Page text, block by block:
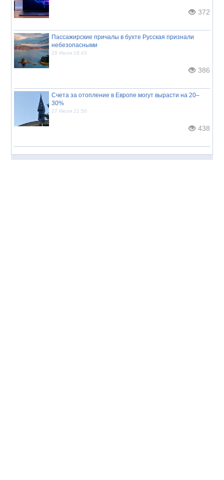
372
Пассажирские причалы в бухте Русская признали
небезопасными
28 Июля 18:43
386
Счета за отопление в Европе могут вырасти на 20–
30%
27 Июля 21:50
438